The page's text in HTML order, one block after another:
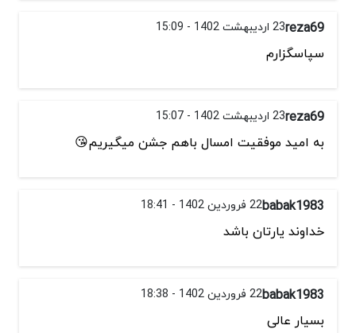
reza6923 اردیبهشت 1402 - 15:09
سپاسگزارم
reza6923 اردیبهشت 1402 - 15:07
به امید موفقیت امسال باهم جشن میگیریم😘
babak198322 فروردین 1402 - 18:41
خداوند یارتان باشد
babak198322 فروردین 1402 - 18:38
بسیار عالی